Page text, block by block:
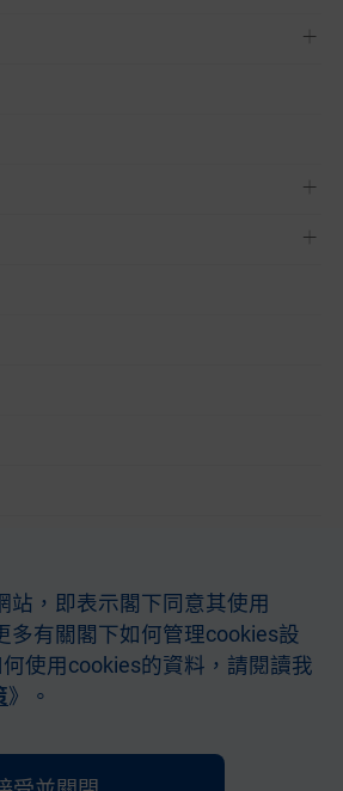
聲明 本網站使用條款
不歧視及不騷擾聲明
網站查詢
商 (註冊號碼 ：A-B-24-11-08337 / A-B-24-11-08384)
站，即表示閣下同意其使用
多有關閣下如何管理cookies設
使用cookies的資料，請閱讀我
》。